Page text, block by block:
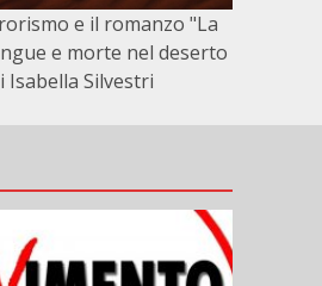
e il romanzo "La
e morte nel deserto
Isabella Silvestri